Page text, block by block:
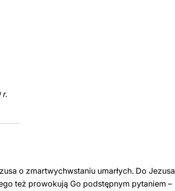
r.
o zmartwychwstaniu umarłych. Do Jezusa
też prowokują Go podstępnym pytaniem –